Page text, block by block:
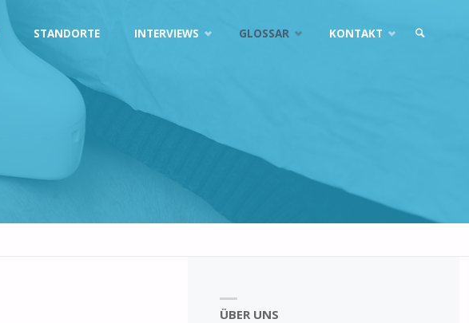
STANDORTE INTERVIEWS GLOSSAR KONTAKT
ÜBER UNS